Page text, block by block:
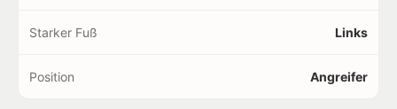
Starker Fuß Links
Position Angreifer